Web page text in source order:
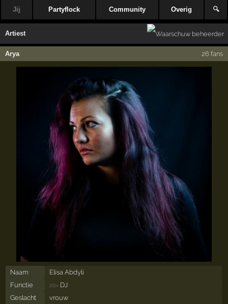
Jij Partyflock Community Overig 🔍
Artiest
Arya 26 fans
Naam
Elisa Abdyli
Functie
20× DJ
Geslacht
vrouw